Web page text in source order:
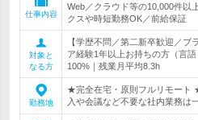
仕事内容
Web／クラウド等の10,000件以
クスや時短勤務OK／前給保証
対象と
なる方
【学歴不問／第二新卒歓迎／ブ
ア経験1年以上お持ちの方（言
100%｜残業月平均8.3h
勤務地
★完全在宅・原則フルリモー
入や会議など不要な社内業務は